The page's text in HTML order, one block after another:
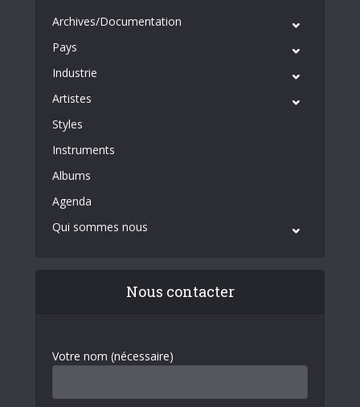
Archives/Documentation
Pays
Industrie
Artistes
Styles
Instruments
Albums
Agenda
Qui sommes nous
Nous contacter
Votre nom (nécessaire)